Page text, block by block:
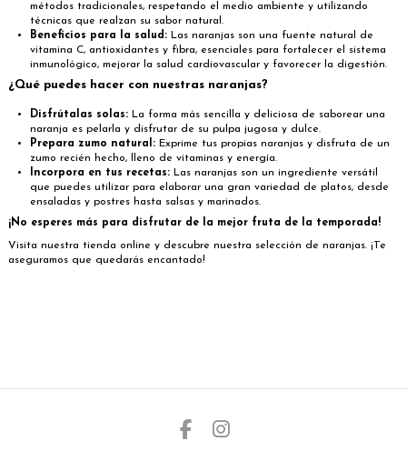
métodos tradicionales, respetando el medio ambiente y utilizando
técnicas que realzan su sabor natural.
Beneficios para la salud: Las naranjas son una fuente natural de
vitamina C, antioxidantes y fibra, esenciales para fortalecer el sistema
inmunológico, mejorar la salud cardiovascular y favorecer la digestión.
¿Qué puedes hacer con nuestras naranjas?
Disfrútalas solas: La forma más sencilla y deliciosa de saborear una
naranja es pelarla y disfrutar de su pulpa jugosa y dulce.
Prepara zumo natural: Exprime tus propias naranjas y disfruta de un
zumo recién hecho, lleno de vitaminas y energía.
Incorpora en tus recetas: Las naranjas son un ingrediente versátil
que puedes utilizar para elaborar una gran variedad de platos, desde
ensaladas y postres hasta salsas y marinados.
¡No esperes más para disfrutar de la mejor fruta de la temporada!
Visita nuestra tienda online y descubre nuestra selección de naranjas. ¡Te
aseguramos que quedarás encantado!